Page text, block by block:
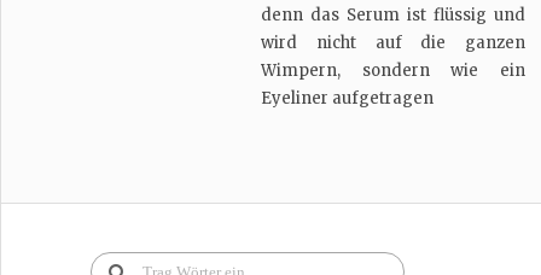
denn das Serum ist flüssig und
wird nicht auf die ganzen
Wimpern, sondern wie ein
Eyeliner aufgetragen